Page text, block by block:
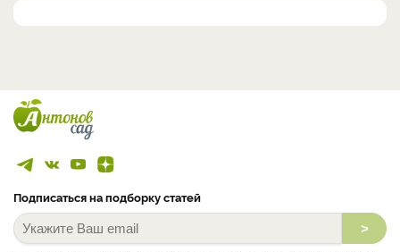
Подписаться на подборку статей
>